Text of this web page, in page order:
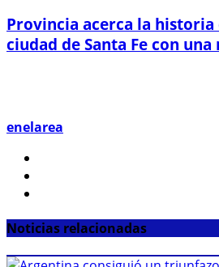
Provincia acerca la historia
ciudad de Santa Fe con
enelarea
Noticias relacionadas